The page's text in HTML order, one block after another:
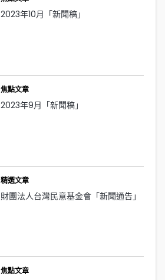
2023年10月「新聞稿」
焦點文章
2023年9月「新聞稿」
精選文章
財團法人台灣民意基金會「新聞通告」
焦點文章